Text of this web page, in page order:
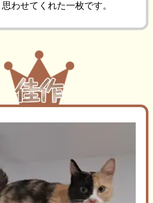
わせてくれた一枚です。